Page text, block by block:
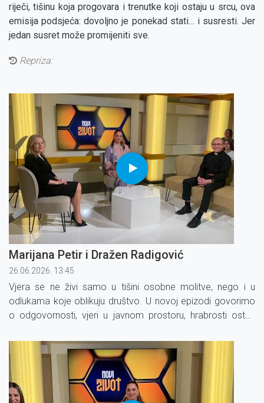
riječi, tišinu koja progovara i trenutke koji ostaju u srcu, ova
emisija podsjeća: dovoljno je ponekad stati… i susresti. Jer
jedan susret može promijeniti sve.
Repriza:
Marijana Petir i Dražen Radigović
26.06.2026. 13:45
Vjera se ne živi samo u tišini osobne molitve, nego i u
odlukama koje oblikuju društvo. U novoj epizodi govorimo
o odgovornosti, vjeri u javnom prostoru, hrabrosti ostati
svijet djelujući iz srca.